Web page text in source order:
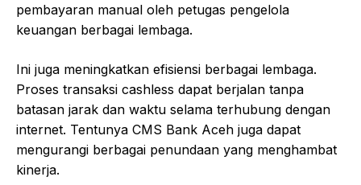
pembayaran manual oleh petugas pengelola
keuangan berbagai lembaga.
Ini juga meningkatkan efisiensi berbagai lembaga.
Proses transaksi cashless dapat berjalan tanpa
batasan jarak dan waktu selama terhubung dengan
internet. Tentunya CMS Bank Aceh juga dapat
mengurangi berbagai penundaan yang menghambat
kinerja.